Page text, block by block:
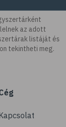
az adott
listáját és
tekintheti meg.